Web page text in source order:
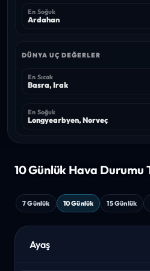
En Soğuk
Ardahan
DÜNYA UÇ DEĞERLER
En Sıcak
Basra, Irak
En Soğuk
Longyearbyen, Norveç
10 Günlük Hava Durumu
7 Günlük 10 Günlük 15 Günlük
Ayaş